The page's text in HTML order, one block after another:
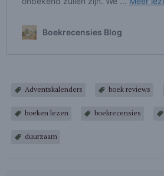
Adventskalenders boek reviews
boeken lezen boekrecensies
duurzaam